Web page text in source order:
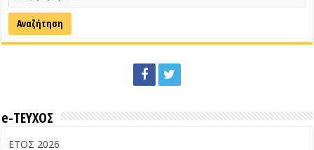
e-ΤΕΥΧΟΣ
ΕΤΟΣ 2026